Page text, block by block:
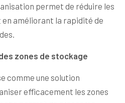
permet de réduire les
améliorant la rapidité de
zones de stockage
comme une solution
efficacement les zones